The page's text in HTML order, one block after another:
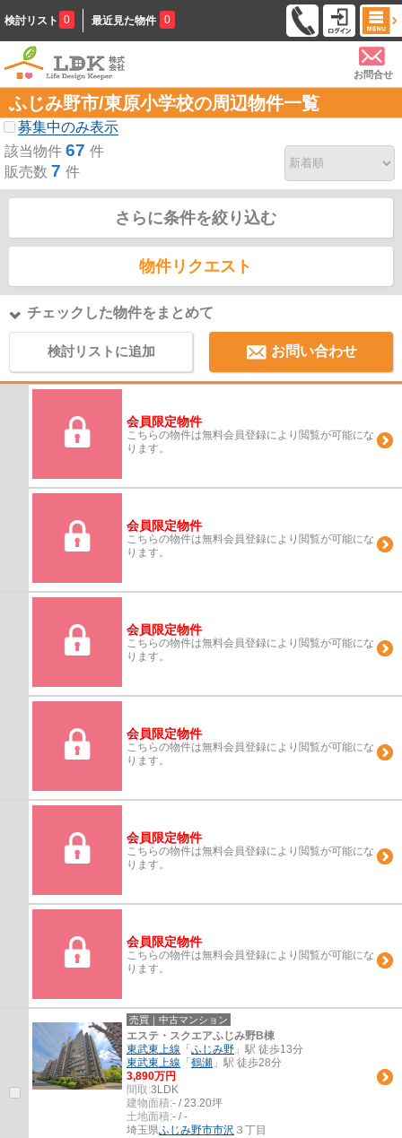
検討リスト 0 最近見た物件 0
お問合せ
ふじみ野市/東原小学校の周辺物件一覧
募集中のみ表示
該当物件 67 件
販売数 7 件
さらに条件を絞り込む
物件リクエスト
チェックした物件をまとめて
検討リストに追加 お問い合わせ
会員限定物件
こちらの物件は無料会員登録により閲覧が可能にな
ります。
会員限定物件
こちらの物件は無料会員登録により閲覧が可能にな
ります。
会員限定物件
こちらの物件は無料会員登録により閲覧が可能にな
ります。
会員限定物件
こちらの物件は無料会員登録により閲覧が可能にな
ります。
会員限定物件
こちらの物件は無料会員登録により閲覧が可能にな
ります。
会員限定物件
こちらの物件は無料会員登録により閲覧が可能にな
ります。
売買｜中古マンション
エステ・スクエアふじみ野B棟
東武東上線 「 ふじみ野 」駅 徒歩13分
東武東上線 「 鶴瀬 」駅 徒歩28分
3,890万円
間取:3LDK
建物面積:- / 23.20坪
土地面積:- / -
埼玉県ふじみ野市市沢 ３丁目